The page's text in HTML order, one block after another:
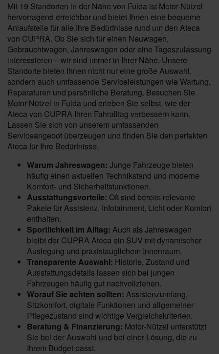
Mit 19 Standorten in der Nähe von Fulda ist Motor-Nützel
hervorragend erreichbar und bietet Ihnen eine bequeme
Anlaufstelle für alle Ihre Bedürfnisse rund um den Ateca
von CUPRA. Ob Sie sich für einen Neuwagen,
Gebrauchtwagen, Jahreswagen oder eine Tageszulassung
interessieren – wir sind immer in Ihrer Nähe. Unsere
Standorte bieten Ihnen nicht nur eine große Auswahl,
sondern auch umfassende Serviceleistungen wie Wartung,
Reparaturen und persönliche Beratung. Besuchen Sie
Motor-Nützel in Fulda und erleben Sie selbst, wie der
Ateca von CUPRA Ihren Fahralltag verbessern kann.
Lassen Sie sich von unserem umfassenden
Serviceangebot überzeugen und finden Sie den perfekten
Ateca für Ihre Bedürfnisse.
Warum Jahreswagen: Junge Fahrzeuge bieten
häufig einen aktuellen Technikstand und moderne
Komfort- und Sicherheitsfunktionen.
Ausstattungsvorteile: Oft sind bereits relevante
Pakete für Assistenz, Infotainment, Licht oder Komfort
enthalten.
Sportlichkeit im Alltag: Auch als Jahreswagen
bleibt der CUPRA Ateca ein SUV mit dynamischer
Auslegung und praxistauglichem Innenraum.
Transparente Auswahl: Historie, Zustand und
Ausstattungsdetails lassen sich bei jungen
Fahrzeugen häufig gut nachvollziehen.
Worauf Sie achten sollten: Assistenzumfang,
Sitzkomfort, digitale Funktionen und allgemeiner
Pflegezustand sind wichtige Vergleichskriterien.
Beratung & Finanzierung: Motor-Nützel unterstützt
Sie bei der Auswahl und bei einer Lösung, die zu
Ihrem Budget passt.